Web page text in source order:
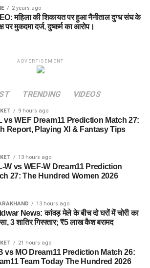
2 years ago
महिला की शिकायत पर हुआ नैनीताल दुग्ध संघ के
पर मुकदमा दर्ज, दुष्कर्म का आरोप।
ADVERTISEMENT
TRENDING VIDEOS
9 hours ago
vs WEF Dream11 Prediction Match 27:
Report, Playing XI & Fantasy Tips
13 hours ago
W vs WEF-W Dream11 Prediction
27: The Hundred Women 2026
13 hours ago
News: कांवड़ मेले के बीच दो घरों में चोरी का
3 शातिर गिरफ्तार; ₹5 लाख कैश बरामद
21 hours ago
vs MO Dream11 Prediction Match 26:
Team Today The Hundred 2026